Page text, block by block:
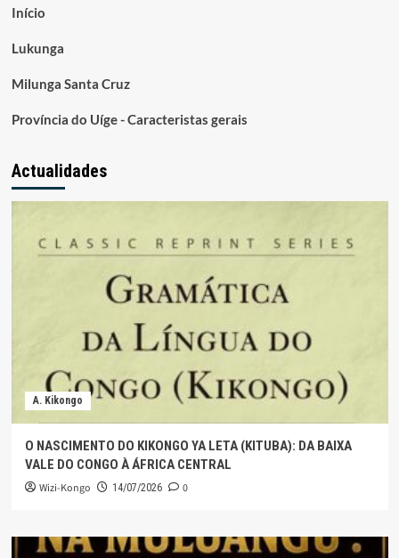
Início
Lukunga
Milunga Santa Cruz
Província do Uíge - Caracteristas gerais
Actualidades
A. Kikongo
O NASCIMENTO DO KIKONGO YA LETA (KITUBA): DA BAIXA
VALE DO CONGO À ÁFRICA CENTRAL
Wizi-Kongo 14/07/2026 0